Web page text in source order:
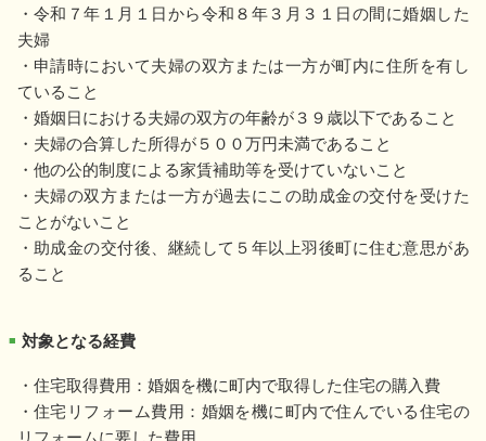
・令和７年１月１日から令和８年３月３１日の間に婚姻した
夫婦
・申請時において夫婦の双方または一方が町内に住所を有し
ていること
・婚姻日における夫婦の双方の年齢が３９歳以下であること
・夫婦の合算した所得が５００万円未満であること
・他の公的制度による家賃補助等を受けていないこと
・夫婦の双方または一方が過去にこの助成金の交付を受けた
ことがないこと
・助成金の交付後、継続して５年以上羽後町に住む意思があ
ること
■ 対象となる経費
・住宅取得費用：婚姻を機に町内で取得した住宅の購入費
・住宅リフォーム費用：婚姻を機に町内で住んでいる住宅の
リフォームに要した費用